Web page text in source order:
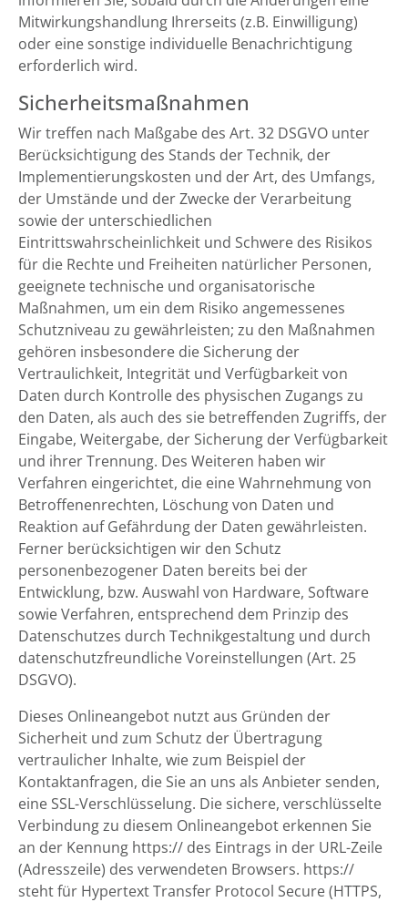
Mitwirkungshandlung Ihrerseits (z.B. Einwilligung)
oder eine sonstige individuelle Benachrichtigung
erforderlich wird.
Sicherheitsmaßnahmen
Wir treffen nach Maßgabe des Art. 32 DSGVO unter
Berücksichtigung des Stands der Technik, der
Implementierungskosten und der Art, des Umfangs,
der Umstände und der Zwecke der Verarbeitung
sowie der unterschiedlichen
Eintrittswahrscheinlichkeit und Schwere des Risikos
für die Rechte und Freiheiten natürlicher Personen,
geeignete technische und organisatorische
Maßnahmen, um ein dem Risiko angemessenes
Schutzniveau zu gewährleisten; zu den Maßnahmen
gehören insbesondere die Sicherung der
Vertraulichkeit, Integrität und Verfügbarkeit von
Daten durch Kontrolle des physischen Zugangs zu
den Daten, als auch des sie betreffenden Zugriffs, der
Eingabe, Weitergabe, der Sicherung der Verfügbarkeit
und ihrer Trennung. Des Weiteren haben wir
Verfahren eingerichtet, die eine Wahrnehmung von
Betroffenenrechten, Löschung von Daten und
Reaktion auf Gefährdung der Daten gewährleisten.
Ferner berücksichtigen wir den Schutz
personenbezogener Daten bereits bei der
Entwicklung, bzw. Auswahl von Hardware, Software
sowie Verfahren, entsprechend dem Prinzip des
Datenschutzes durch Technikgestaltung und durch
datenschutzfreundliche Voreinstellungen (Art. 25
DSGVO).
Dieses Onlineangebot nutzt aus Gründen der
Sicherheit und zum Schutz der Übertragung
vertraulicher Inhalte, wie zum Beispiel der
Kontaktanfragen, die Sie an uns als Anbieter senden,
eine SSL-Verschlüsselung. Die sichere, verschlüsselte
Verbindung zu diesem Onlineangebot erkennen Sie
an der Kennung https:// des Eintrags in der URL-Zeile
(Adresszeile) des verwendeten Browsers. https://
steht für Hypertext Transfer Protocol Secure (HTTPS,